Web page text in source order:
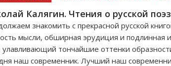
Калягин. Чтения о русской
знакомить с прекрасной русской
мысли, обширная эрудиция и подлинная
улавливающий тончайшие оттенки
наш современник. Лучший наш